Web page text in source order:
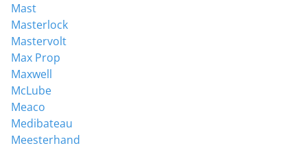
Mast
Masterlock
Mastervolt
Max Prop
Maxwell
McLube
Meaco
Medibateau
Meesterhand